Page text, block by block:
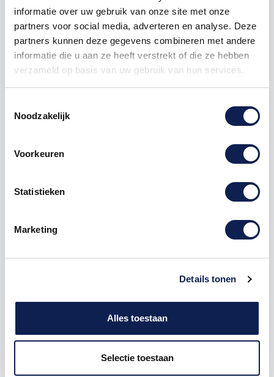
informatie over uw gebruik van onze site met onze
partners voor social media, adverteren en analyse. Deze
partners kunnen deze gegevens combineren met andere
informatie die u aan ze heeft verstrekt of die ze hebben
verzameld op basis van uw gebruik van hun services.
Noodzakelijk
Voorkeuren
Statistieken
Marketing
Details tonen
Alles toestaan
Selectie toestaan
symbolenstickers
hoe langer de sticker.
Deze symbolen sticker kan zowel op een buitenkant
symbolenstickers
Keuze uit verschillende kleurensymbolenstickers
bestellen, deze kunnen dan geplakt worden